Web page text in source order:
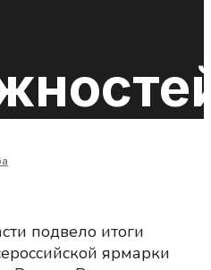
подвело итоги
ярмарки